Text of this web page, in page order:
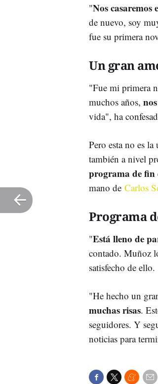
"Nos casaremos
de nuevo, soy
fue su primera
Un gran
"Fue mi primera
muchos años,
vida", ha
Pero esta no es
también a nivel
programa de fin
mano de Carlos
Programa
"Está lleno de
contado. Muñoz
satisfecho de ello.
"He hecho un
muchas risas.
seguidores. Y
noticias para